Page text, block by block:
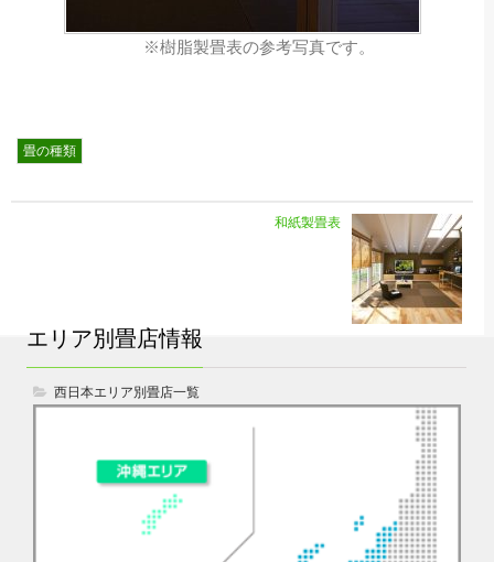
※樹脂製畳表の参考写真です。
畳の種類
和紙製畳表
エリア別畳店情報
西日本エリア別畳店一覧